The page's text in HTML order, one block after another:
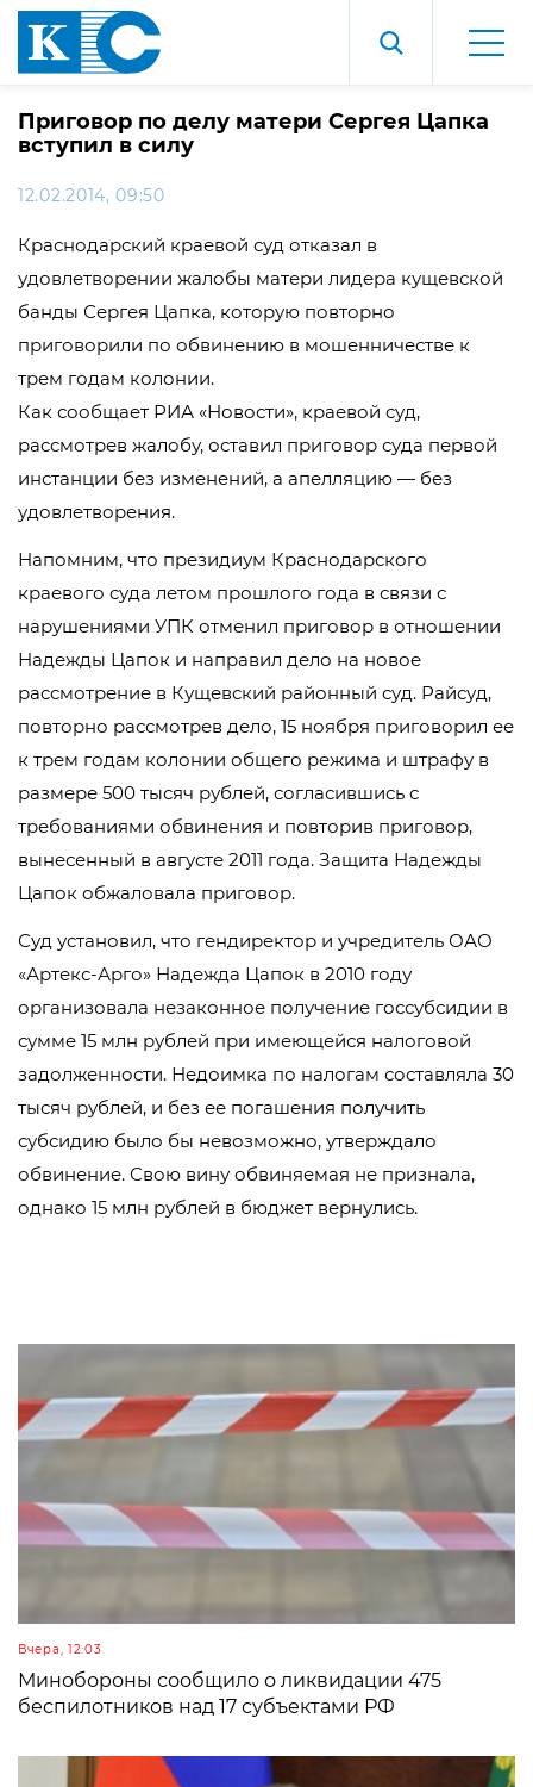
Приговор по делу матери Сергея Цапка
вступил в силу
12.02.2014, 09:50
Краснодарский краевой суд отказал в
удовлетворении жалобы матери лидера кущевской
банды Сергея Цапка, которую повторно
приговорили по обвинению в мошенничестве к
трем годам колонии.
Как сообщает РИА «Новости», краевой суд,
рассмотрев жалобу, оставил приговор суда первой
инстанции без изменений, а апелляцию — без
удовлетворения.
Напомним, что президиум Краснодарского
краевого суда летом прошлого года в связи с
нарушениями УПК отменил приговор в отношении
Надежды Цапок и направил дело на новое
рассмотрение в Кущевский районный суд. Райсуд,
повторно рассмотрев дело, 15 ноября приговорил ее
к трем годам колонии общего режима и штрафу в
размере 500 тысяч рублей, согласившись с
требованиями обвинения и повторив приговор,
вынесенный в августе 2011 года. Защита Надежды
Цапок обжаловала приговор.
Суд установил, что гендиректор и учредитель ОАО
«Артекс-Арго» Надежда Цапок в 2010 году
организовала незаконное получение госсубсидии в
сумме 15 млн рублей при имеющейся налоговой
задолженности. Недоимка по налогам составляла 30
тысяч рублей, и без ее погашения получить
субсидию было бы невозможно, утверждало
обвинение. Свою вину обвиняемая не признала,
однако 15 млн рублей в бюджет вернулись.
Вчера, 12:03
Минобороны сообщило о ликвидации 475
беспилотников над 17 субъектами РФ